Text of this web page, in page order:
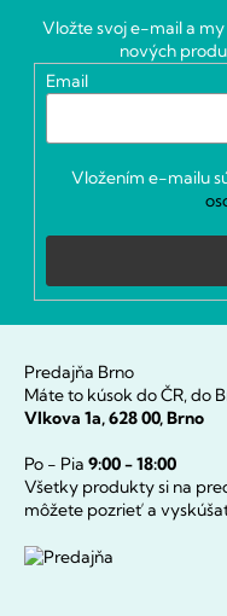
Vložte svoj e-mail a
nových
Email
Vložením e-mailu
Predajňa Brno
Máte to kúsok do ČR, do
Vlkova 1a, 628 00, Brno
Po - Pia 9:00 - 18:00
Všetky produkty si na
môžete pozrieť a